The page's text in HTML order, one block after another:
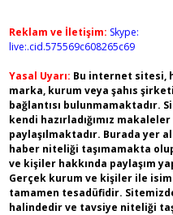
Reklam ve İletişim: Skype:
live:.cid.575569c608265c69
Yasal Uyarı: Bu internet sitesi,
marka, kurum veya şahıs
bağlantısı bulunmamaktadır.
kendi hazırladığımız makaleler
paylaşılmaktadır. Burada yer
haber niteliği taşımamakta
ve kişiler hakkında paylaşım
Gerçek kurum ve kişiler ile
tamamen tesadüfidir.
halindedir ve tavsiye niteliği